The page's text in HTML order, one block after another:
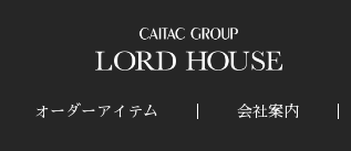
オーダーアイテム 会社案内